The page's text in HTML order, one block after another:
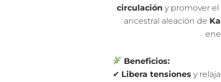
circulación y promover el
ancestral aleación de
Beneficios:
✔ Libera tensiones y